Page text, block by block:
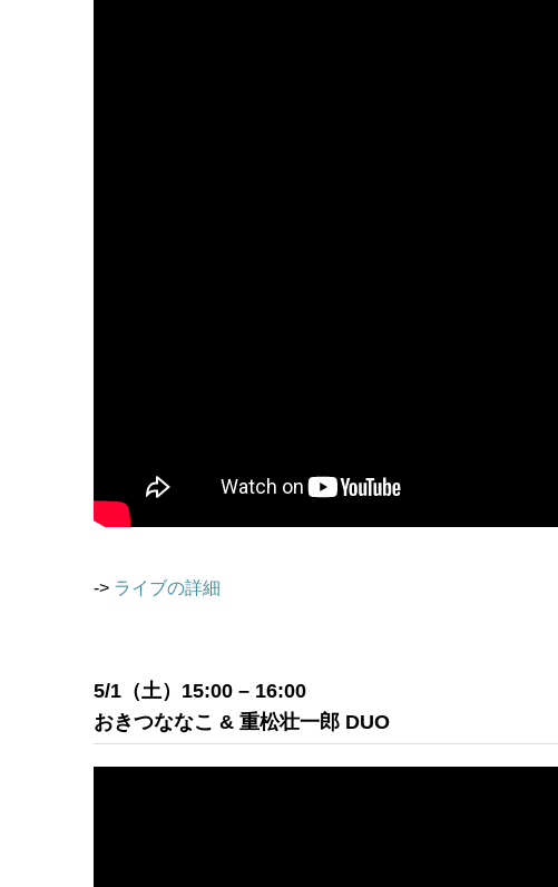
-> ライブの詳細
5/1（土）15:00 – 16:00
おきつななこ & 重松壮一郎 DUO